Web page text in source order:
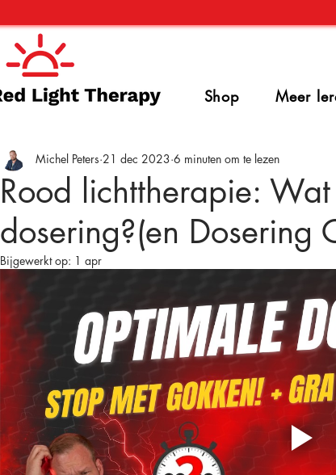
Shop Meer
Rood lichttherapie:
dosering?(en Dosering
Michel Peters 21 dec 2023 6 minuten om te lezen
Bijgewerkt op: 1 apr